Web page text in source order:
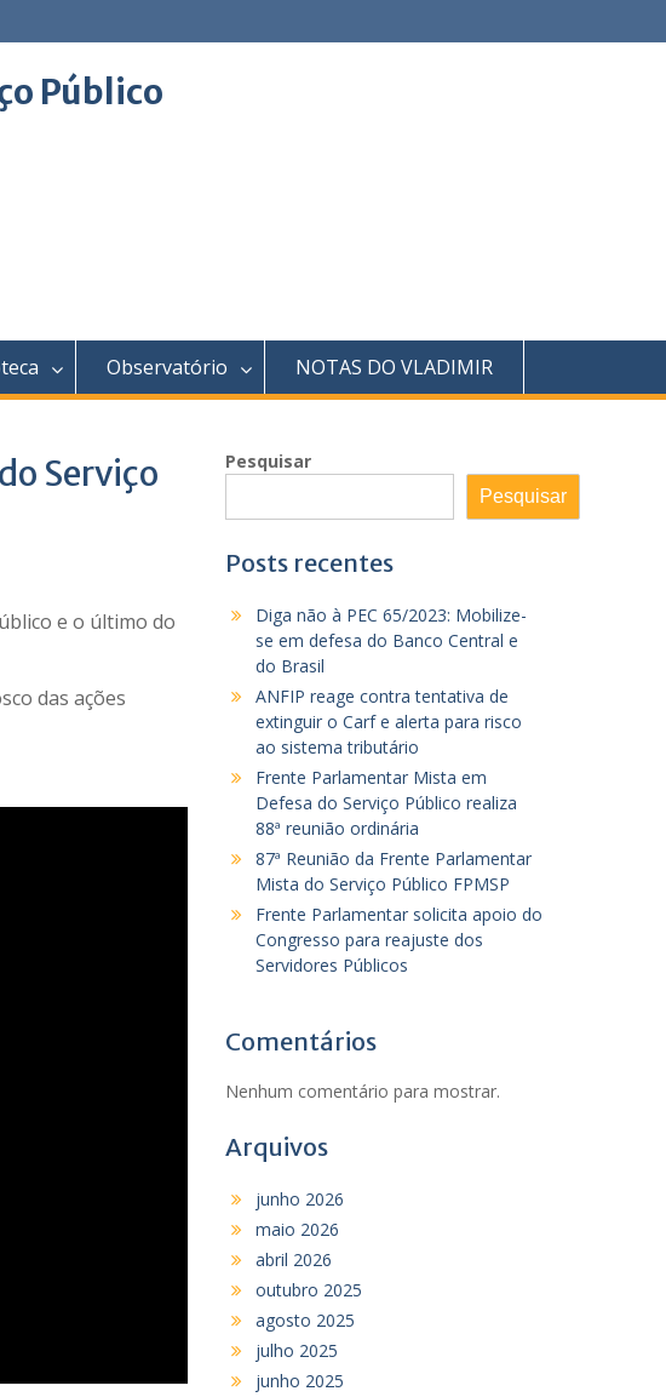
Público
Observatório NOTAS DO VLADIMIR
Serviço
e o último do
das ações
Pesquisar
Pesquisar
Posts recentes
Diga não à PEC 65/2023: Mobilize-
se em defesa do Banco Central e
do Brasil
ANFIP reage contra tentativa de
extinguir o Carf e alerta para risco
ao sistema tributário
Frente Parlamentar Mista em
Defesa do Serviço Público realiza
88ª reunião ordinária
87ª Reunião da Frente Parlamentar
Mista do Serviço Público FPMSP
Frente Parlamentar solicita apoio do
Congresso para reajuste dos
Servidores Públicos
Comentários
Nenhum comentário para mostrar.
Arquivos
junho 2026
maio 2026
abril 2026
outubro 2025
agosto 2025
julho 2025
junho 2025